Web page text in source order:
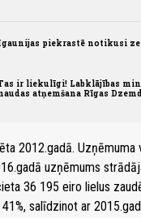
piekrastē notikusi
ir liekulīgi! Labklājības
atņemšana Rīgas
2012.gadā. Uzņēmuma
uzņēmums
36 195 eiro lielus
salīdzinot ar